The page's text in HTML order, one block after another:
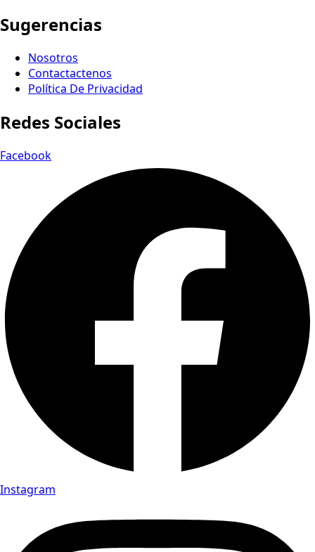
Sugerencias
Nosotros
Contactactenos
Política De Privacidad
Redes Sociales
Facebook
Instagram